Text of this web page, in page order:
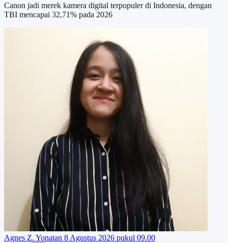
Canon jadi merek kamera digital terpopuler di Indonesia, dengan
TBI mencapai 32,71% pada 2026
Agnes Z. Yonatan 8 Agustus 2026 pukul 09.00